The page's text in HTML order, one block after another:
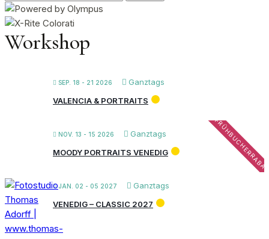
nach:
Workshop
SEP. 18 - 21 2026
Ganztags
VALENCIA & PORTRAITS
NOV. 13 - 15 2026 Ganztags
MOODY PORTRAITS VENEDIG
JAN. 02 - 05 2027
Ganztags
VENEDIG – CLASSIC 2027